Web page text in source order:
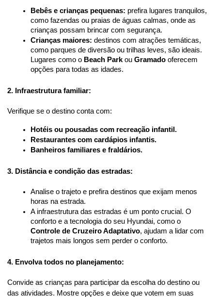
Bebês e crianças pequenas: prefira lugares tranquilos,
como fazendas ou praias de águas calmas, onde as
crianças possam brincar com segurança.
Crianças maiores: destinos com atrações temáticas,
como parques de diversão ou trilhas leves, são ideais.
Lugares como o Beach Park ou Gramado oferecem
opções para todas as idades.
2. Infraestrutura familiar:
Verifique se o destino conta com:
Hotéis ou pousadas com recreação infantil.
Restaurantes com cardápios infantis.
Banheiros familiares e fraldários.
3. Distância e condição das estradas:
Analise o trajeto e prefira destinos que exijam menos
horas na estrada.
A infraestrutura das estradas é um ponto crucial. O
Controle de Cruzeiro Adaptativo, ajudam a lidar com
trajetos mais longos sem perder o conforto.
4. Envolva todos no planejamento:
Convide as crianças para participar da escolha do destino ou
das atividades. Mostre opções e deixe que votem em suas